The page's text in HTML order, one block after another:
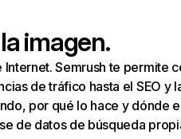
imagen.
Semrush te permite
de tráfico hasta el SEO y
por qué lo hace y dónde
de datos de búsqueda